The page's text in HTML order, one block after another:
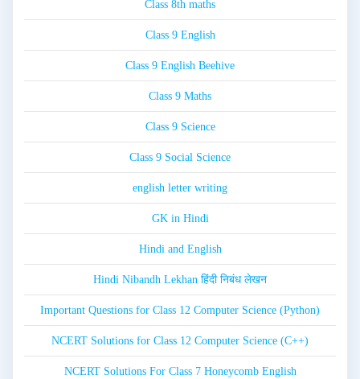
Class 8th maths
Class 9 English
Class 9 English Beehive
Class 9 Maths
Class 9 Science
Class 9 Social Science
english letter writing
GK in Hindi
Hindi and English
Hindi Nibandh Lekhan हिंदी निबंध लेखन
Important Questions for Class 12 Computer Science (Python)
NCERT Solutions for Class 12 Computer Science (C++)
NCERT Solutions For Class 7 Honeycomb English